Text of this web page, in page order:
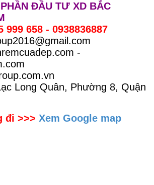
ĐẦU TƯ XD BẮC
999 658 - 0938836887
-
Long Quân, Phường 8, Quận
đi >>> Xem Google map